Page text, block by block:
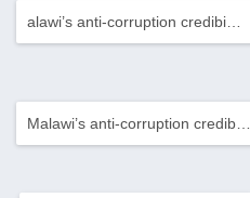
alawi’s anti-corruption credibi…
Malawi’s anti-corruption credib…